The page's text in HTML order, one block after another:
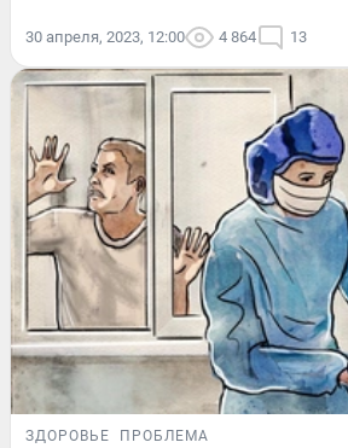
30 апреля, 2023, 12:00 4 864 13
ЗДОРОВЬЕ ПРОБЛЕМА